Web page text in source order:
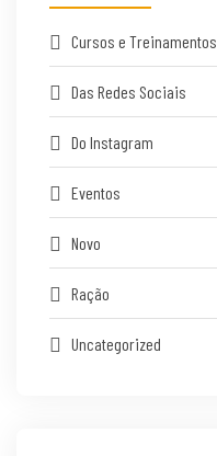
Cursos e Treinamentos
Das Redes Sociais
Do Instagram
Eventos
Novo
Ração
Uncategorized